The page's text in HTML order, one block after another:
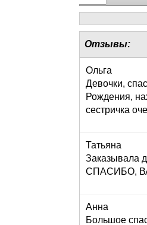
Отзывы:
Ольга
Девочки,
Рождения,
сестричка
Татьяна
Заказывала
СПАСИБО,
Анна
Большое